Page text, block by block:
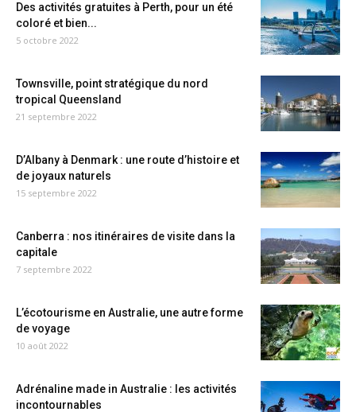
Des activités gratuites à Perth, pour un été
coloré et bien...
5 octobre 2022
Townsville, point stratégique du nord
tropical Queensland
21 septembre 2022
D’Albany à Denmark : une route d’histoire et
de joyaux naturels
15 septembre 2022
Canberra : nos itinéraires de visite dans la
capitale
7 septembre 2022
L’écotourisme en Australie, une autre forme
de voyage
10 août 2022
Adrénaline made in Australie : les activités
incontournables